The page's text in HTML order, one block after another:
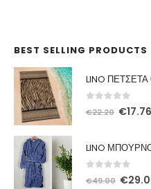
BEST SELLING PRODUCTS
out of 5
€22.20 Original
€17.76
LINO
out of 5
€49.00 €